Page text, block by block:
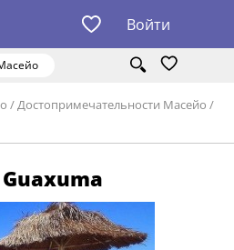
Войти
/Достопримечательности Масейо /